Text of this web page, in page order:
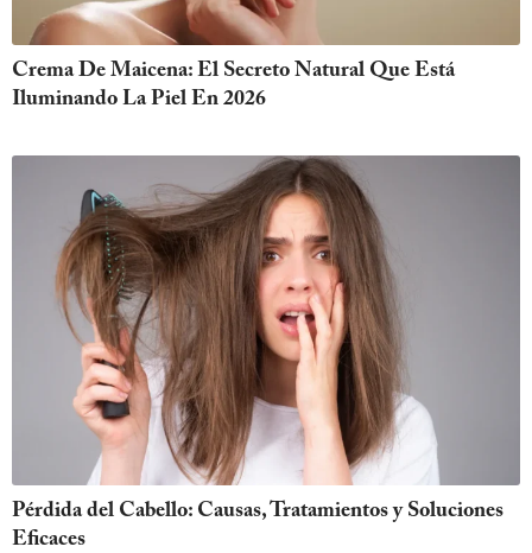
Crema De Maicena: El Secreto Natural Que Está
Iluminando La Piel En 2026
Pérdida del Cabello: Causas, Tratamientos y Soluciones
Eficaces